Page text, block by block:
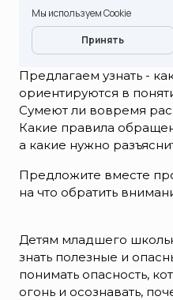
Предлагаем узнать -
ориентируются в
Сумеют ли вовремя
Какие правила
а какие нужно
Предложите вместе
на что обратить
Детям младшего
знать полезные и
понимать опасность,
огонь и осознавать,